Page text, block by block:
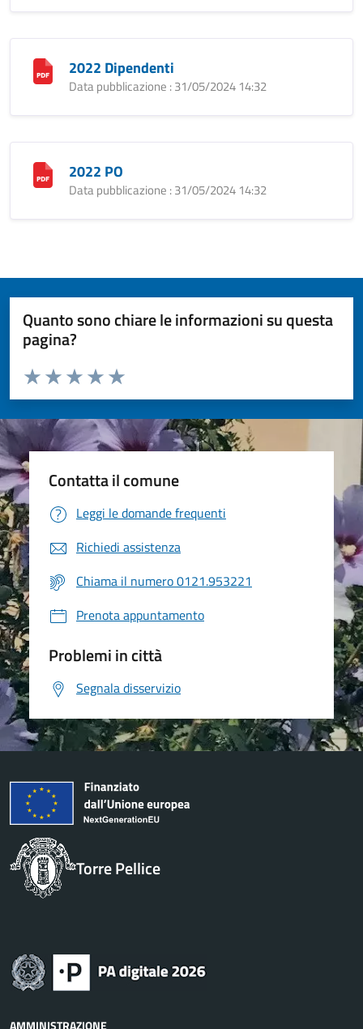
2022 Dipendenti
Data pubblicazione : 31/05/2024 14:32
2022 PO
Data pubblicazione : 31/05/2024 14:32
Quanto sono chiare le informazioni su questa
pagina?
Valuta da 1 a 5 stelle la pagina
Valuta 5 stelle su 5
Valuta 4 stelle su 5
Valuta 3 stelle su 5
Valuta 2 stelle su 5
Valuta 1 stelle su 5
Contatta il comune
Leggi le domande frequenti
Richiedi assistenza
Chiama il numero 0121.953221
Prenota appuntamento
Problemi in città
Segnala disservizio
Torre Pellice
AMMINISTRAZIONE